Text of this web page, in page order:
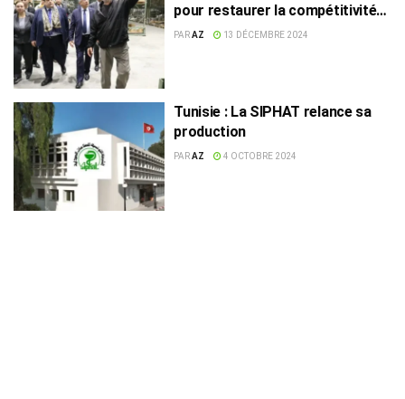
pour restaurer la compétitivité
de la Siphat
PARAZ 13 DÉCEMBRE 2024
Tunisie : La SIPHAT relance sa
production
PARAZ 4 OCTOBRE 2024